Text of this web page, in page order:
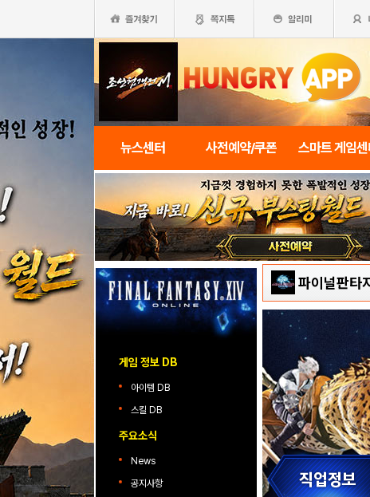
뉴스센터 사전예약/쿠폰 스마트 게임센
게임 정보 DB
아이템 DB
스킬 DB
주요소식
News
공지사항
파이널판타